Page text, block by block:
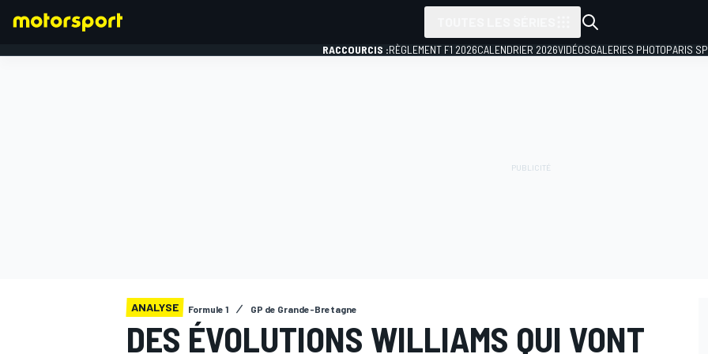
RACCOURCIS :RÈGLEMENT F1 2026CALENDRIER 2026VIDÉOSGALERIES PHOTOPARIS
ANALYSE Formule 1 GP de Grande-Bretagne
DES ÉVOLUTIONS WILLIAMS QUI VONT